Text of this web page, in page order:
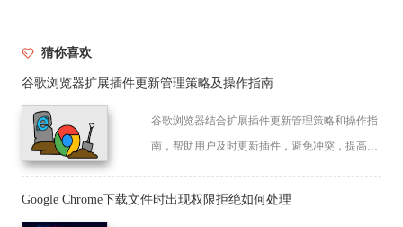
猜你喜欢
谷歌浏览器扩展插件更新管理策略及操作指南
谷歌浏览器结合扩展插件更新管理策略和操作指
南，帮助用户及时更新插件，避免冲突，提高插
Google Chrome下载文件时出现权限拒绝如何处理